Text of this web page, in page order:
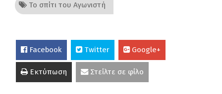
Το σπίτι του Αγωνιστή
Facebook Twitter Google+
Εκτύπωση Στείλτε σε φίλο